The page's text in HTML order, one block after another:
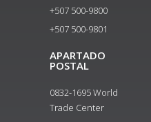
+507 500-9800
+507 500-9801​
APARTADO
POSTAL
0832-1695 World
Trade Center